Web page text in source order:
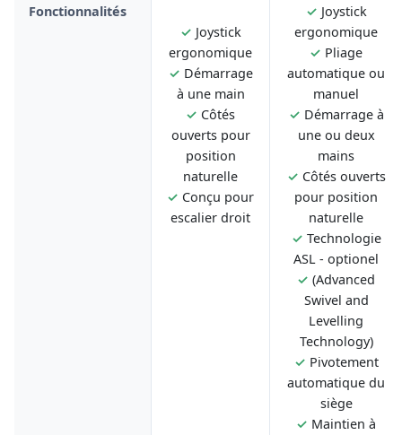
Fonctionnalités
✓ Joystick
ergonomique
✓ Démarrage
à une main
✓ Côtés
ouverts pour
position
naturelle
✓ Conçu pour
escalier droit
✓ Joystick
ergonomique
✓ Pliage
automatique ou
manuel
✓ Démarrage à
une ou deux
mains
✓ Côtés ouverts
pour position
naturelle
✓ Technologie
ASL - optionel
✓ (Advanced
Swivel and
Levelling
Technology)
✓ Pivotement
automatique du
siège
✓ Maintien à